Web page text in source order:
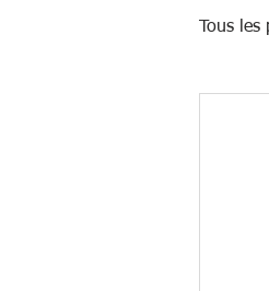
Tous les